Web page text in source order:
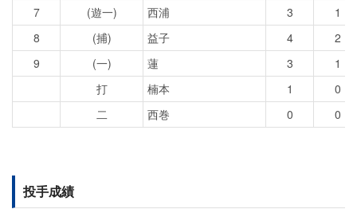
7
(遊一) 西浦 3
1
8
(捕) 益子 4
2
9
(一) 蓮 3
1
打
楠本 1
0
二
西巻 0 0
投手成績